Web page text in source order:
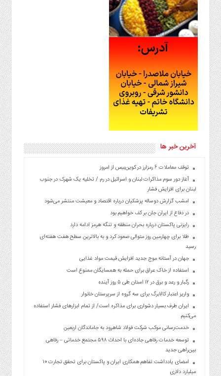
آخرین خبر ها
توقف معاملات ۶ رمزارز در کوین‌بیس از امروز
آغاز دور سوم مذاکرات لبنان و اسرائیل در رم / تخلیه یک شهرک در جنوب
لبنان برای افزایش فشار
امشب گزارش دوساله پزشکیان درباره اقتصاد و معیشت منتشر می‌شود
در دفاع از ایران جان بر کف خواهیم بود
رایزنی پاکستان درباره بحران منطقه و تنگه هرمز ادامه دارد
طلا برای چهارمین روز متوالی صعود کرد و به بالاترین سطح هفت هفته‌ای
رسید
جهان در آستانه موج جدید افزایش قیمت مواد غذایی
استفاده از خاک عراق برای حمله به همسایگان ممنوع است
رگبار و رعد و برق در ۱۲ استان طی ۵ روز آینده
واریز اعتبار کالابرگ برای سه گروه از سرپرستان خانوار
ایران طرف بسیار دشواری برای مذاکره است/ از تمام ابزارهای فشار استفاده
می‌کنیم
خدمت‌رسانی موکب شرکت فولاد شاهرود به جاماندگان اربعین
توسعه خدمات رفاهی جاده‌ای با احداث ۵۹۸ مجتمع خدماتی – رفاهی
بین‌راهی جدید
امضای یادداشت تفاهم همکاری ایران و پاکستان برای تحقق تجارت ۱۰
میلیارد دلاری